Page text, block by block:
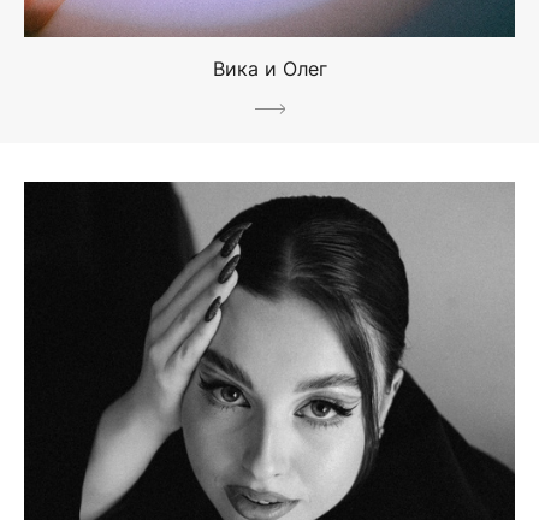
Вика и Олег